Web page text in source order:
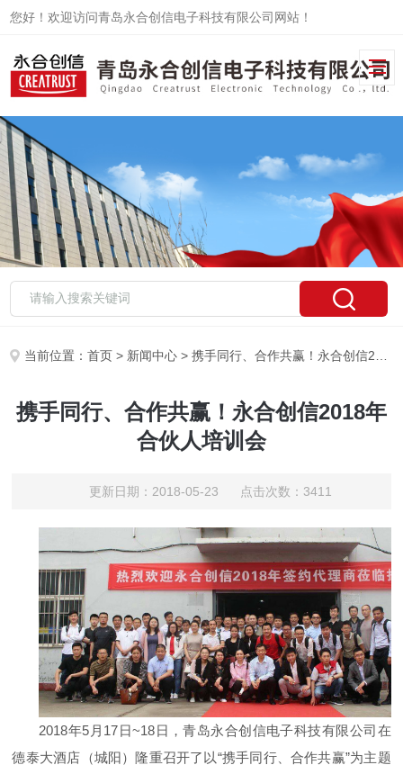
您好！欢迎访问青岛永合创信电子科技有限公司网站！
当前位置：首页 > 新闻中心 > 携手同行、合作共赢！永合创信2018年合伙人培训会
携手同行、合作共赢！永合创信2018年
合伙人培训会
更新日期：2018-05-23 点击次数：3411
2018年5月17日~18日，青岛永合创信电子科技有限公司在
德泰大酒店（城阳）隆重召开了以“携手同行、合作共赢”为主题